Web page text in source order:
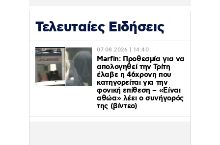
Τελευταίες Ειδήσεις
07.08.2026 | 14:40
Marfin: Προθεσμία για να
απολογηθεί την Τρίτη
έλαβε η 46χρονη που
κατηγορείται για την
φονική επίθεση – «Είναι
αθώα» λέει ο συνήγορός
της (βίντεο)